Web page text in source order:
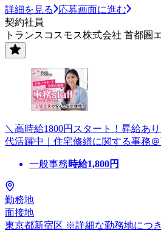
詳細を見る
応募画面に進む
契約社員
トランスコスモス株式会社 首都圏
＼高時給1800円スタート！昇給あ
代活躍中｜住宅修繕に関する事務
一般事務時給1,800円
勤務地
面接地
東京都新宿区 ※詳細な勤務地につ